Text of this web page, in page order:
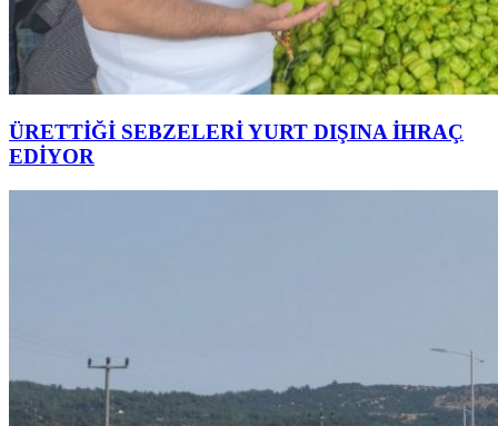
ÜRETTİĞİ SEBZELERİ YURT DIŞINA İHRAÇ
EDİYOR